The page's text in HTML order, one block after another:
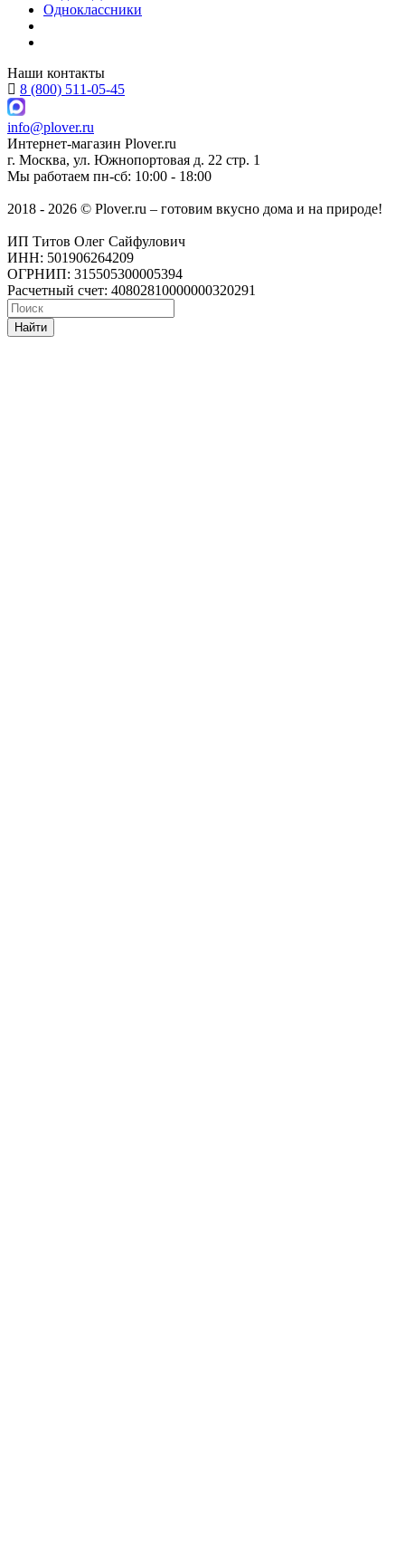
Одноклассники
Наши контакты
8 (800) 511-05-45
info@plover.ru
Интернет-магазин Plover.ru
г. Москва, ул. Южнопортовая д. 22 стр. 1
Мы работаем пн-сб: 10:00 - 18:00
2018 - 2026 © Plover.ru – готовим вкусно дома и на природе!
ИП Титов Олег Сайфулович
ИНН: 501906264209
ОГРНИП: 315505300005394
Расчетный счет: 40802810000000320291
Найти